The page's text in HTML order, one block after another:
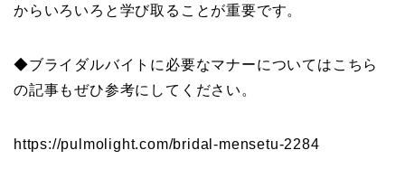
からいろいろと学び取ることが重要です。
◆ブライダルバイトに必要なマナーについてはこちら
の記事もぜひ参考にしてください。
https://pulmolight.com/bridal-mensetu-2284